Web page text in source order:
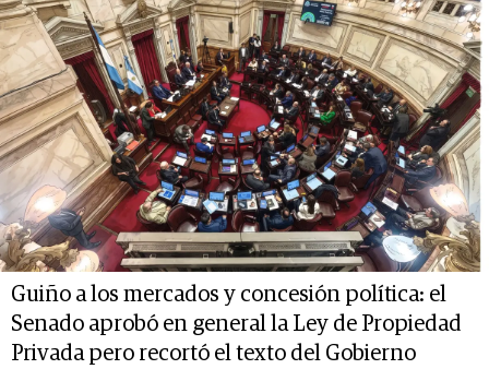
Guiño a los mercados y concesión política: el
Senado aprobó en general la Ley de Propiedad
Privada pero recortó el texto del Gobierno